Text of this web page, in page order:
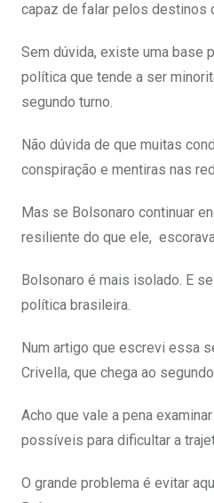
capaz de falar pelos destinos
Sem dúvida, existe uma base
política que tende a ser
segundo turno.
Não dúvida de que muitas
conspiração e mentiras nas
Mas se Bolsonaro continuar
resiliente do que ele,
Bolsonaro é mais isolado. E
política brasileira.
Num artigo que escrevi essa
Crivella, que chega ao
Acho que vale a pena
possíveis para dificultar a
O grande problema é evitar